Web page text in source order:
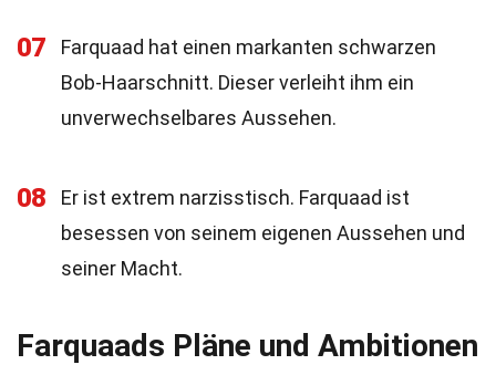
07
Farquaad hat einen markanten schwarzen
Bob-Haarschnitt. Dieser verleiht ihm ein
unverwechselbares Aussehen.
08
Er ist extrem narzisstisch. Farquaad ist
besessen von seinem eigenen Aussehen und
seiner Macht.
Farquaads Pläne und Ambitionen